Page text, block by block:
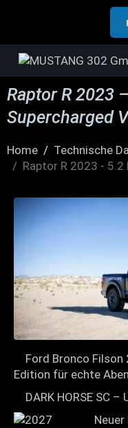
Raptor R 2023
Supercharged
Home
Technische
Raptor R 2023 -
Ford Bronco Filson
Edition für echte
DARK HORSE SC